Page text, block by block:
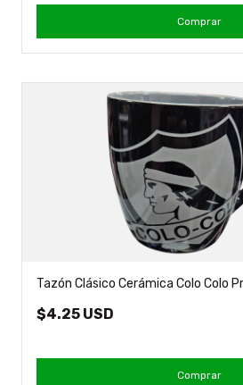
Comprar
Tazón Clásico Cerámica Colo Colo
$4.25 USD
Comprar